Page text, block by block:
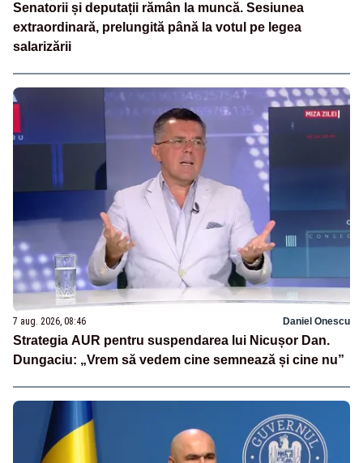
Senatorii și deputații rămân la muncă. Sesiunea
extraordinară, prelungită până la votul pe legea
salarizării
7 aug. 2026, 08:46 Daniel Onescu
Strategia AUR pentru suspendarea lui Nicușor Dan.
Dungaciu: „Vrem să vedem cine semnează și cine nu”